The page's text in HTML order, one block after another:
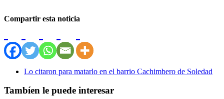
Compartir esta noticia
Lo citaron para matarlo en el barrio Cachimbero de Soledad
Tambíen le puede interesar